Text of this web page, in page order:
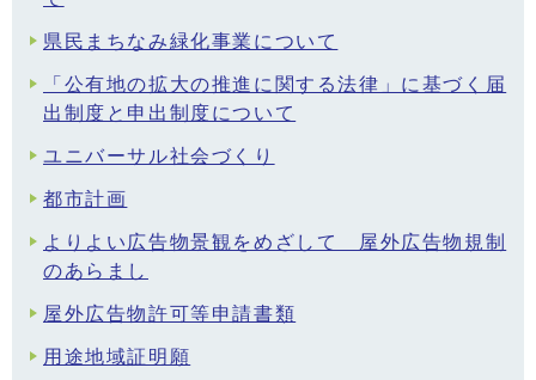
県民まちなみ緑化事業について
「公有地の拡大の推進に関する法律」に基づく届
出制度と申出制度について
ユニバーサル社会づくり
都市計画
よりよい広告物景観をめざして 屋外広告物規制
のあらまし
屋外広告物許可等申請書類
用途地域証明願